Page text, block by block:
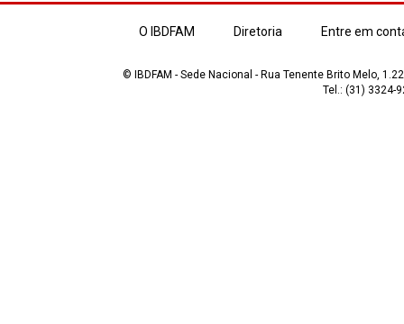
O IBDFAM Diretoria Entre em
© IBDFAM - Sede Nacional - Rua Tenente Brito Melo,
Tel.: (31) 3324-